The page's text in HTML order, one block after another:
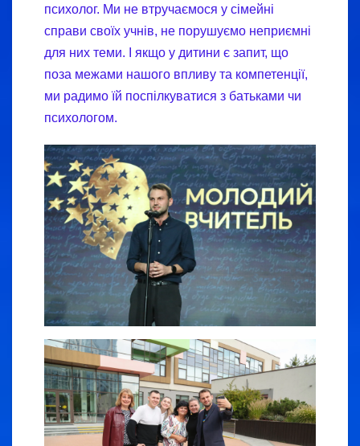
психолог. Ми не втручаємося у сімейні
справи своїх учнів, не порушуємо неприємні
для них теми. І якщо у дитини є запит, що
поза межами нашого впливу та компетенції,
ми радимо їй поспілкуватися з батьками чи
психологом.